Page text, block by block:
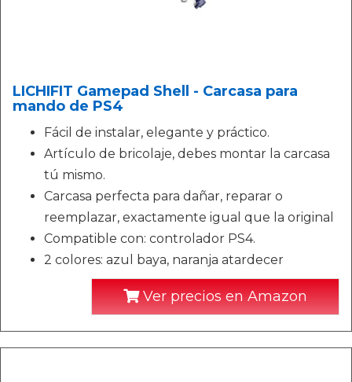
LICHIFIT Gamepad Shell - Carcasa para
mando de PS4
Fácil de instalar, elegante y práctico.
Artículo de bricolaje, debes montar la carcasa
tú mismo.
Carcasa perfecta para dañar, reparar o
reemplazar, exactamente igual que la original
Compatible con: controlador PS4.
2 colores: azul baya, naranja atardecer
Ver precios en Amazon